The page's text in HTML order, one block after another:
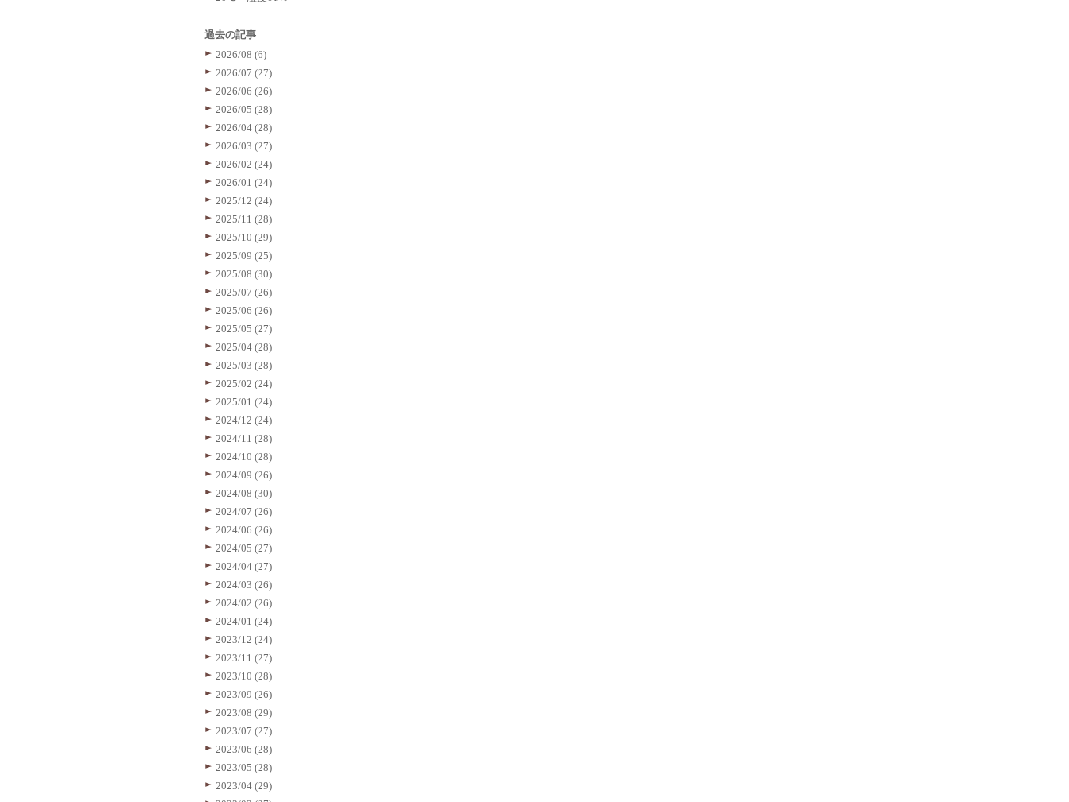
過去の記事
2026/08 (6)
2026/07 (27)
2026/06 (26)
2026/05 (28)
2026/04 (28)
2026/03 (27)
2026/02 (24)
2026/01 (24)
2025/12 (24)
2025/11 (28)
2025/10 (29)
2025/09 (25)
2025/08 (30)
2025/07 (26)
2025/06 (26)
2025/05 (27)
2025/04 (28)
2025/03 (28)
2025/02 (24)
2025/01 (24)
2024/12 (24)
2024/11 (28)
2024/10 (28)
2024/09 (26)
2024/08 (30)
2024/07 (26)
2024/06 (26)
2024/05 (27)
2024/04 (27)
2024/03 (26)
2024/02 (26)
2024/01 (24)
2023/12 (24)
2023/11 (27)
2023/10 (28)
2023/09 (26)
2023/08 (29)
2023/07 (27)
2023/06 (28)
2023/05 (28)
2023/04 (29)